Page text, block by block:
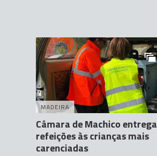
MADEIRA
Câmara de Machico entrega
refeições às crianças mais
carenciadas